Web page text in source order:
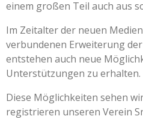
einem großen Teil auch aus
Im Zeitalter der neuen
verbundenen Erweiterung
entstehen auch neue
Unterstützungen zu erhalten.
Diese Möglichkeiten sehen
registrieren unseren Verein